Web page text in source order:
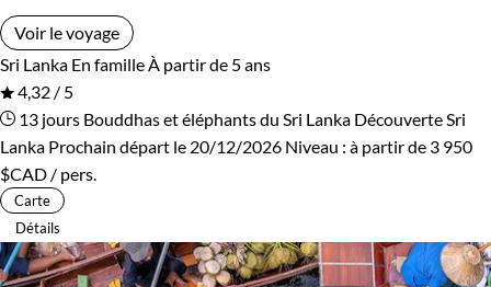
Sri Lanka
Turquie
Vietnam
Voir le voyage
Sri Lanka En famille À partir de 5 ans
4,32 / 5
13 jours Bouddhas et éléphants du Sri Lanka Découverte Sri
Lanka Prochain départ le 20/12/2026 Niveau : à partir de 3 950
$CAD / pers.
Carte
Détails